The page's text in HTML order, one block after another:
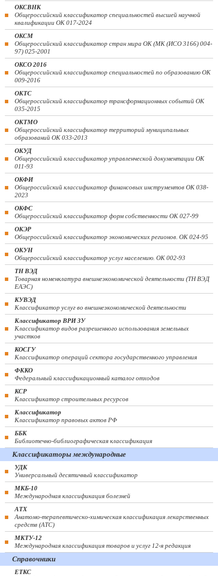
ОКСВНК
Общероссийский классификатор специальностей высшей научной
квалификации ОК 017-2024
ОКСМ
Общероссийский классификатор стран мира ОК (МК (ИСО 3166) 004-
97) 025-2001
ОКСО 2016
Общероссийский классификатор специальностей по образованию ОК
009-2016
ОКТС
Общероссийский классификатор трансформационных событий ОК
035-2015
ОКТМО
Общероссийский классификатор территорий муниципальных
образований ОК 033-2013
ОКУД
Общероссийский классификатор управленческой документации ОК
011-93
ОКФИ
Общероссийский классификатор финансовых инструментов OK 038-
2023
ОКФС
Общероссийский классификатор форм собственности ОК 027-99
ОКЭР
Общероссийский классификатор экономических регионов. ОК 024-95
ОКУН
Общероссийский классификатор услуг населению. ОК 002-93
ТН ВЭД
Товарная номенклатура внешнеэкономической деятельности (ТН ВЭД
ЕАЭС)
КУВЭД
Классификатор услуг во внешнеэкономической деятельности
Классификатор ВРИ ЗУ
Классификатор видов разрешенного использования земельных
участков
КОСГУ
Классификатор операций сектора государственного управления
ФККО
Федеральный классификационный каталог отходов
КСР
Классификатор строительных ресурсов
Классификатор
Классификатор правовых актов РФ
ББК
Библиотечно-библиографическая классификация
Классификаторы международные
УДК
Универсальный десятичный классификатор
МКБ-10
Международная классификация болезней
АТХ
Анатомо-терапевтическо-химическая классификация лекарственных
средств (ATC)
МКТУ-12
Международная классификация товаров и услуг 12-я редакция
Справочники
ЕТКС